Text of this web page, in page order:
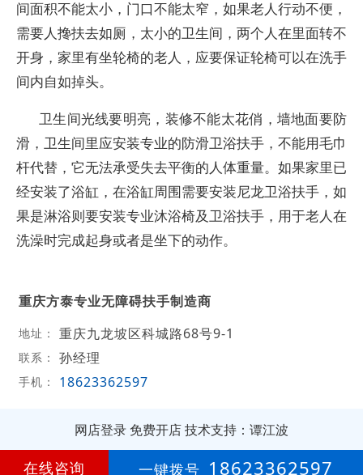
间面积不能太小，门口不能太窄，如果老人行动不便，
需要人搀扶去如厕，太小的卫生间，两个人在里面转不
开身，家里有坐轮椅的老人，应要保证轮椅可以在洗手
间内自如掉头。
卫生间光线要明亮，装修不能太花俏，墙地面要防
滑，卫生间里应安装专业的防滑卫浴扶手，不能用毛巾
杆代替，它无法承受失去平衡的人体重量。如果家里已
经安装了浴缸，在浴缸周围需要安装尼龙卫浴扶手，如
果是淋浴则要安装专业沐浴椅及卫浴扶手，用于老人在
洗澡时完成起身或者是坐下的动作。
重庆方泰专业无障碍扶手制造商
地址： 重庆九龙坡区科城路68号9-1
联系： 孙经理
手机： 18623362597
网店登录 免费开店技术支持：谭江波
第15年
在线咨询 一键拨号 18623362597